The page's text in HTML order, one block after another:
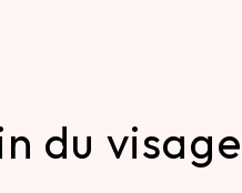
du